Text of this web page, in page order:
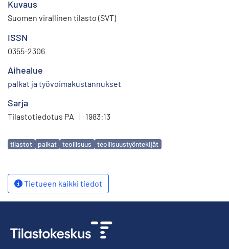
Kuvaus
Suomen virallinen tilasto (SVT)
ISSN
0355-2306
Aihealue
palkat ja työvoimakustannukset
Sarja
Tilastotiedotus PA | 1983:13
Avainsanat
tilastot palkat teollisuus teollisuustyöntekijät
Tietueen kaikki tiedot